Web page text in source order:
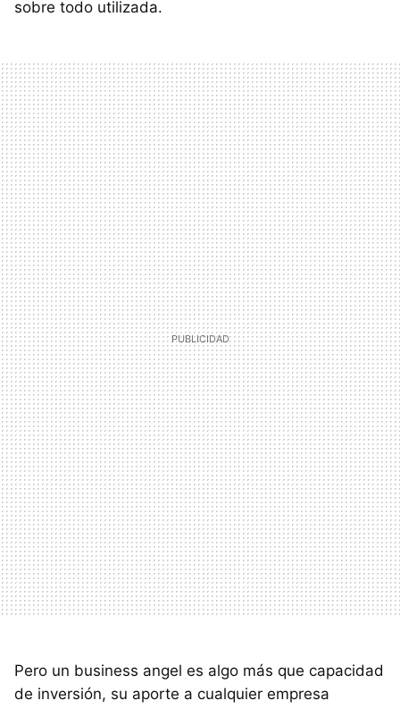
sobre todo utilizada.
Pero un business angel es algo más que capacidad
de inversión, su aporte a cualquier empresa